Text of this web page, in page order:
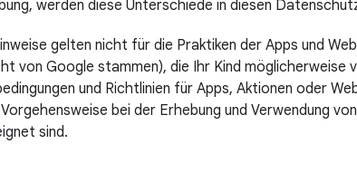
werden diese Unterschiede in diesen
gelten nicht für die Praktiken der Apps und
von Google stammen), die Ihr Kind möglicherweise
und Richtlinien für Apps, Aktionen oder
bei der Erhebung und Verwendung
sind.